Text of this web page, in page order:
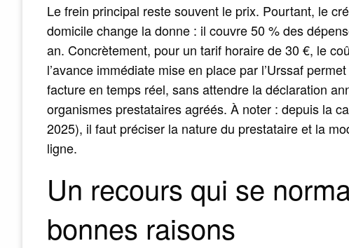
Le frein principal reste souvent le prix. Pourtant, le
domicile change la donne : il couvre 50 % des
an. Concrètement, pour un tarif horaire de 30 €, le
l’avance immédiate mise en place par l’Urssaf
facture en temps réel, sans attendre la déclaration
organismes prestataires agréés. À noter : depuis la
2025), il faut préciser la nature du prestataire et la
ligne.
Un recours qui se
bonnes raisons